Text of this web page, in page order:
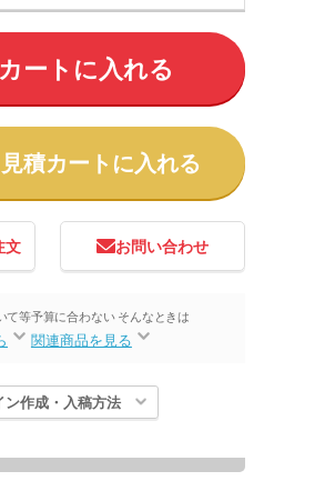
ートに入れる
積カートに入れる
文 お問い合わせ
て等予算に合わない そんなときは
関連商品を見る
ン作成・入稿方法